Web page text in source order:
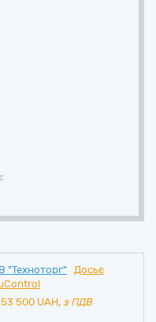
"Техноторг"
Досьє
500 UAH, з ПДВ